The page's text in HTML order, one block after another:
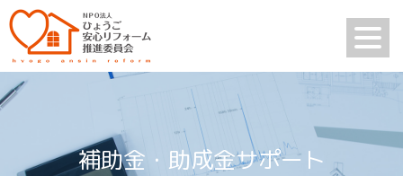
補助金・助成金サポート